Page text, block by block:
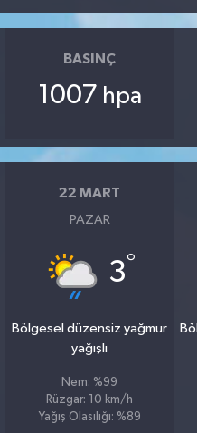
BASINÇ
1007 hpa
22 MART
PAZAR
3°
Bölgesel düzensiz yağmur
yağışlı
Nem: %99
Rüzgar: 10 km/h
Yağış Olasılığı: %89